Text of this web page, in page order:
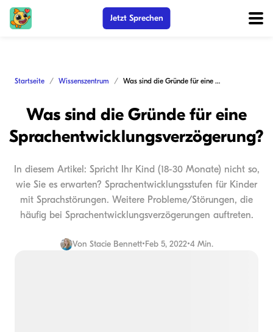
Jetzt Sprechen
Startseite Wissenszentrum Was sind die Gründe für eine Sprachentwicklungsverzögerung?
Was sind die Gründe für eine
Sprachentwicklungsverzögerung?
In diesem Artikel: Spricht Ihr Kind (18-30 Monate) nicht so,
wie Sie es erwarten? Sprachentwicklungsstufen für Kinder
mit Sprachstörungen. Weitere Probleme/Störungen, die
häufig bei Sprachentwicklungsverzögerungen auftreten.
Von Stacie Bennett•Feb 5, 2022•4 Min.